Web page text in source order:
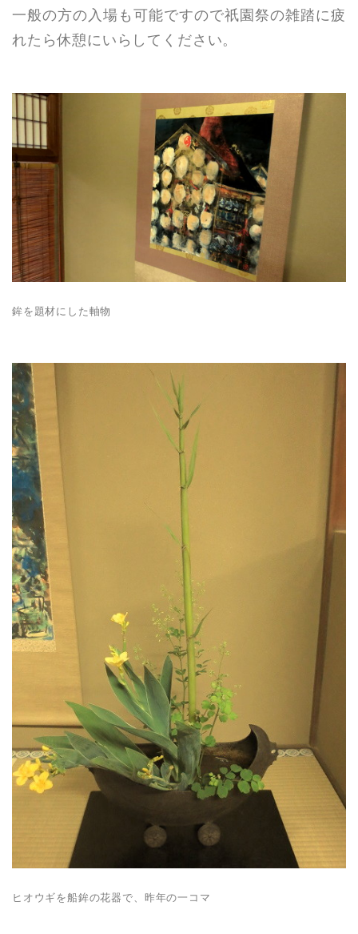
一般の方の入場も可能ですので祇園祭の雑踏に疲
れたら休憩にいらしてください。
鉾を題材にした軸物
ヒオウギを船鉾の花器で、昨年の一コマ